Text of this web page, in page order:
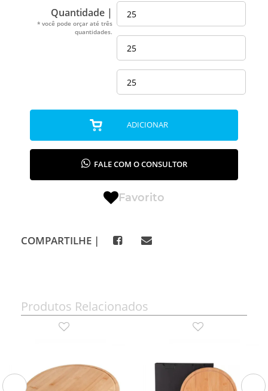
Quantidade |
* você pode orçar até três
quantidades.
ADICIONAR
FALE COM O CONSULTOR
Favorito
COMPARTILHE |
Produtos Relacionados